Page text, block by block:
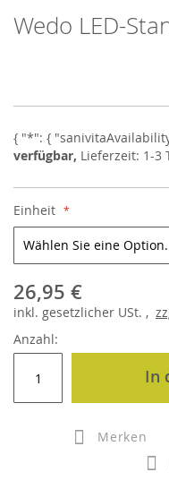
Skip
to
the
images
gallery
Wedo LED-
verfügbar, Lieferzeit: 1-3
Einheit
26,95 €
inkl. gesetzlicher USt. ,
Anzahl:
In
Merken